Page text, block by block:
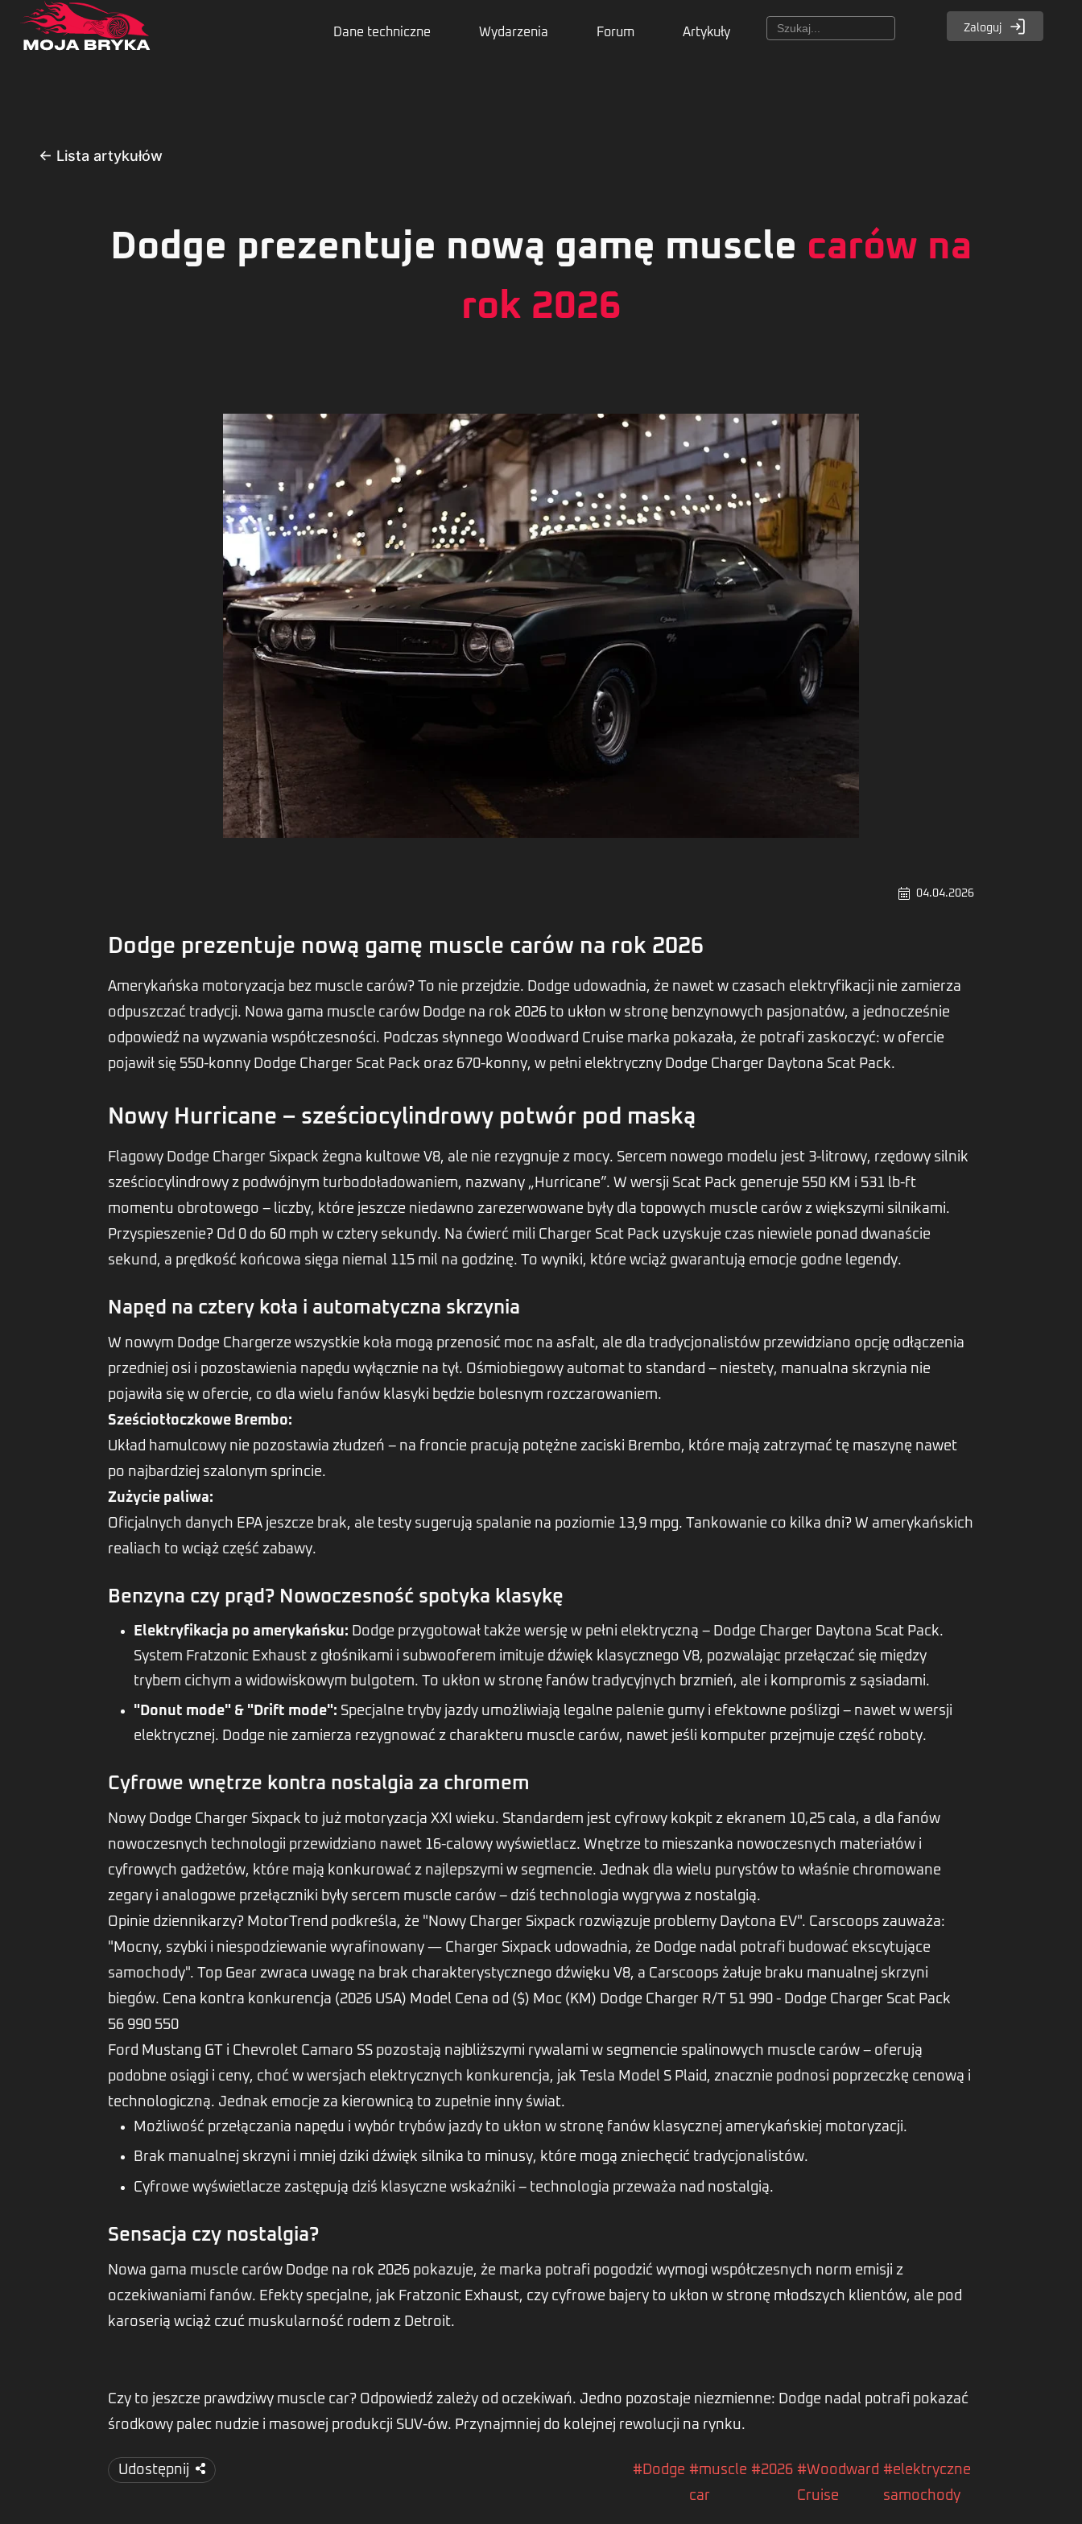
Dane techniczne Wydarzenia Forum Artykuły Zaloguj
← Lista artykułów
Dodge prezentuje nową gamę muscle carów na
rok 2026
04.04.2026
Dodge prezentuje nową gamę muscle carów na rok 2026
Amerykańska motoryzacja bez muscle carów? To nie przejdzie. Dodge udowadnia, że nawet w czasach elektryfikacji nie zamierza
odpuszczać tradycji. Nowa gama muscle carów Dodge na rok 2026 to ukłon w stronę benzynowych pasjonatów, a jednocześnie
odpowiedź na wyzwania współczesności. Podczas słynnego Woodward Cruise marka pokazała, że potrafi zaskoczyć: w ofercie
pojawił się 550-konny Dodge Charger Scat Pack oraz 670-konny, w pełni elektryczny Dodge Charger Daytona Scat Pack.
Nowy Hurricane – sześciocylindrowy potwór pod maską
Flagowy Dodge Charger Sixpack żegna kultowe V8, ale nie rezygnuje z mocy. Sercem nowego modelu jest 3-litrowy, rzędowy silnik
sześciocylindrowy z podwójnym turbodoładowaniem, nazwany „Hurricane”. W wersji Scat Pack generuje 550 KM i 531 lb-ft
momentu obrotowego – liczby, które jeszcze niedawno zarezerwowane były dla topowych muscle carów z większymi silnikami.
Przyspieszenie? Od 0 do 60 mph w cztery sekundy. Na ćwierć mili Charger Scat Pack uzyskuje czas niewiele ponad dwanaście
sekund, a prędkość końcowa sięga niemal 115 mil na godzinę. To wyniki, które wciąż gwarantują emocje godne legendy.
Napęd na cztery koła i automatyczna skrzynia
W nowym Dodge Chargerze wszystkie koła mogą przenosić moc na asfalt, ale dla tradycjonalistów przewidziano opcję odłączenia
przedniej osi i pozostawienia napędu wyłącznie na tył. Ośmiobiegowy automat to standard – niestety, manualna skrzynia nie
pojawiła się w ofercie, co dla wielu fanów klasyki będzie bolesnym rozczarowaniem.
Sześciotłoczkowe Brembo:
Układ hamulcowy nie pozostawia złudzeń – na froncie pracują potężne zaciski Brembo, które mają zatrzymać tę maszynę nawet
po najbardziej szalonym sprincie.
Zużycie paliwa:
Oficjalnych danych EPA jeszcze brak, ale testy sugerują spalanie na poziomie 13,9 mpg. Tankowanie co kilka dni? W amerykańskich
realiach to wciąż część zabawy.
Benzyna czy prąd? Nowoczesność spotyka klasykę
Elektryfikacja po amerykańsku: Dodge przygotował także wersję w pełni elektryczną – Dodge Charger Daytona Scat Pack.
System Fratzonic Exhaust z głośnikami i subwooferem imituje dźwięk klasycznego V8, pozwalając przełączać się między
trybem cichym a widowiskowym bulgotem. To ukłon w stronę fanów tradycyjnych brzmień, ale i kompromis z sąsiadami.
"Donut mode" & "Drift mode": Specjalne tryby jazdy umożliwiają legalne palenie gumy i efektowne poślizgi – nawet w wersji
elektrycznej. Dodge nie zamierza rezygnować z charakteru muscle carów, nawet jeśli komputer przejmuje część roboty.
Cyfrowe wnętrze kontra nostalgia za chromem
Nowy Dodge Charger Sixpack to już motoryzacja XXI wieku. Standardem jest cyfrowy kokpit z ekranem 10,25 cala, a dla fanów
nowoczesnych technologii przewidziano nawet 16-calowy wyświetlacz. Wnętrze to mieszanka nowoczesnych materiałów i
cyfrowych gadżetów, które mają konkurować z najlepszymi w segmencie. Jednak dla wielu purystów to właśnie chromowane
zegary i analogowe przełączniki były sercem muscle carów – dziś technologia wygrywa z nostalgią.
Opinie dziennikarzy? MotorTrend podkreśla, że "Nowy Charger Sixpack rozwiązuje problemy Daytona EV". Carscoops zauważa:
"Mocny, szybki i niespodziewanie wyrafinowany — Charger Sixpack udowadnia, że Dodge nadal potrafi budować ekscytujące
samochody". Top Gear zwraca uwagę na brak charakterystycznego dźwięku V8, a Carscoops żałuje braku manualnej skrzyni
biegów. Cena kontra konkurencja (2026 USA) Model Cena od ($) Moc (KM) Dodge Charger R/T 51 990 - Dodge Charger Scat Pack
56 990 550
Ford Mustang GT i Chevrolet Camaro SS pozostają najbliższymi rywalami w segmencie spalinowych muscle carów – oferują
podobne osiągi i ceny, choć w wersjach elektrycznych konkurencja, jak Tesla Model S Plaid, znacznie podnosi poprzeczkę cenową i
technologiczną. Jednak emocje za kierownicą to zupełnie inny świat.
Możliwość przełączania napędu i wybór trybów jazdy to ukłon w stronę fanów klasycznej amerykańskiej motoryzacji.
Brak manualnej skrzyni i mniej dziki dźwięk silnika to minusy, które mogą zniechęcić tradycjonalistów.
Cyfrowe wyświetlacze zastępują dziś klasyczne wskaźniki – technologia przeważa nad nostalgią.
Sensacja czy nostalgia?
Nowa gama muscle carów Dodge na rok 2026 pokazuje, że marka potrafi pogodzić wymogi współczesnych norm emisji z
oczekiwaniami fanów. Efekty specjalne, jak Fratzonic Exhaust, czy cyfrowe bajery to ukłon w stronę młodszych klientów, ale pod
karoserią wciąż czuć muskularność rodem z Detroit.
Czy to jeszcze prawdziwy muscle car? Odpowiedź zależy od oczekiwań. Jedno pozostaje niezmienne: Dodge nadal potrafi pokazać
środkowy palec nudzie i masowej produkcji SUV-ów. Przynajmniej do kolejnej rewolucji na rynku.
Udostępnij #Dodge #muscle
car
#2026 #Woodward
Cruise
#elektryczne
samochody